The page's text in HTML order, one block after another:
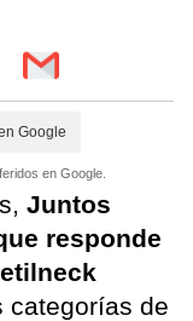
Google
en Google.
Juntos
responde
categorías de